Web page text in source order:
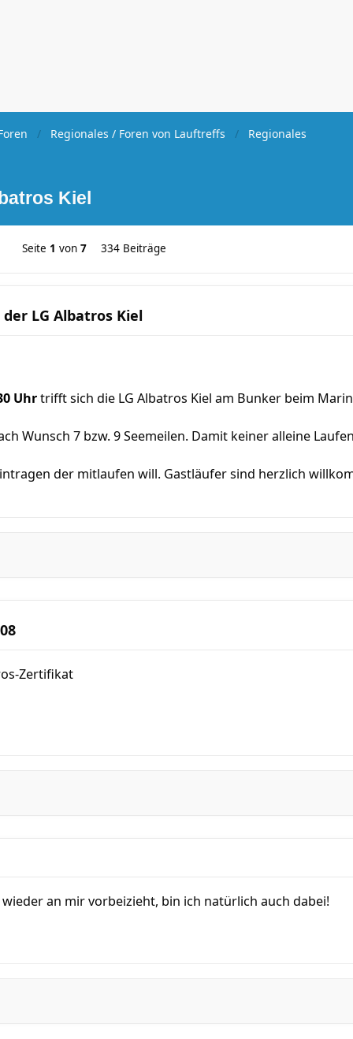
Regionales / Foren von Lauftreffs Regionales
Kiel
Seite 1 von 7 334 Beiträge
LG Albatros Kiel
Uhrtrifft sich die LG Albatros Kiel am Bunker beim
Wunsch 7 bzw. 9 Seemeilen. Damit keiner alleine
der mitlaufen will. Gastläufer sind herzlich
Zertifikat
an mir vorbeizieht, bin ich natürlich auch dabei!